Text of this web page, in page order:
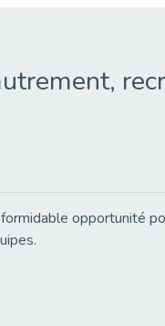
opportunité